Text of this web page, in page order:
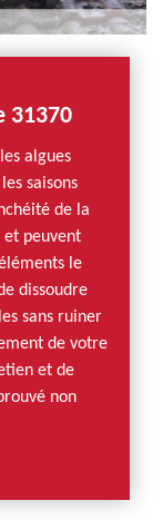
31370
algues
saisons
de la
peuvent
le
dissoudre
sans ruiner
de votre
et de
non